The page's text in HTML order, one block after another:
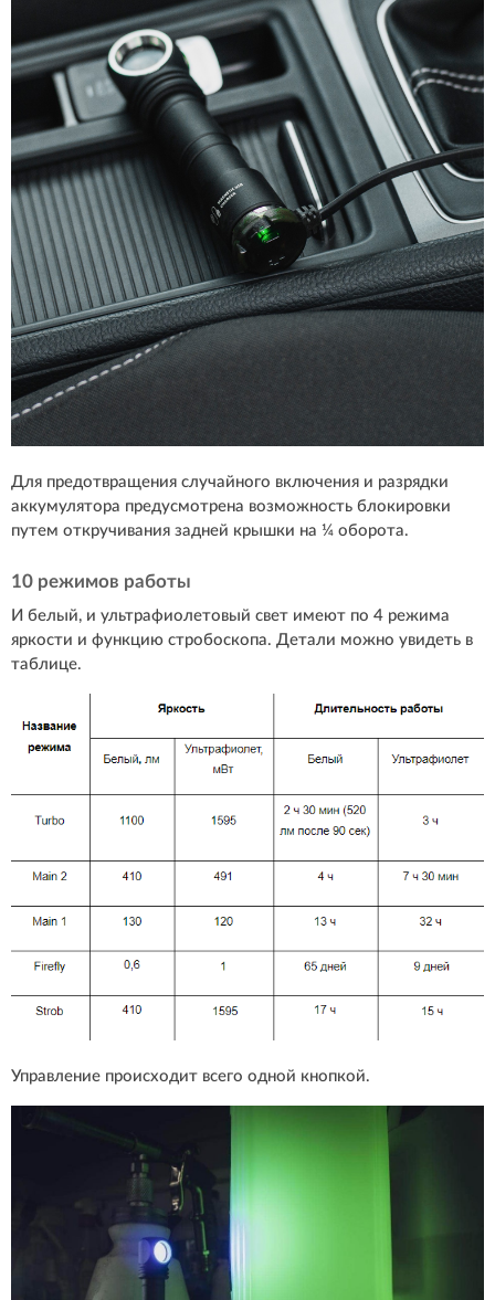
Для предотвращения случайного включения и разрядки
аккумулятора предусмотрена возможность блокировки
путем откручивания задней крышки на ¼ оборота.
10 режимов работы
И белый, и ультрафиолетовый свет имеют по 4 режима
яркости и функцию стробоскопа. Детали можно увидеть в
таблице.
Управление происходит всего одной кнопкой.